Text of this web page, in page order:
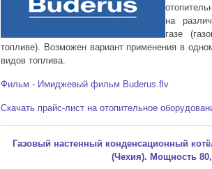
на
газе
топливе). Возможен вариант применения в
видов топлива.
Фильм - Имиджевый фильм Buderus.flv
Скачать прайс-лист на отопительное
Газовый настенный конденсационный
(Чехия). Мощность